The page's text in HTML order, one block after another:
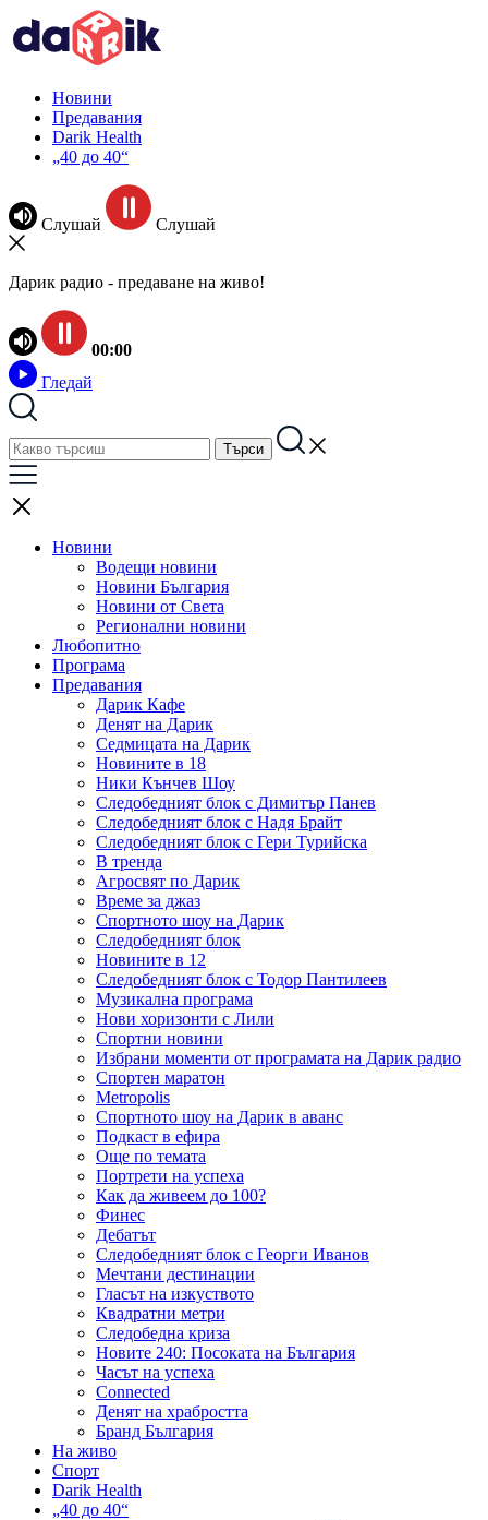
Новини
Предавания
Darik Health
„40 до 40“
Слушай Слушай
Дарик радио - предаване на живо!
00:00
Гледай
Новини
Водещи новини
Новини България
Новини от Света
Регионални новини
Любопитно
Програма
Предавания
Дарик Кафе
Денят на Дарик
Седмицата на Дарик
Новините в 18
Ники Кънчев Шоу
Следобедният блок с Димитър Панев
Следобедният блок с Надя Брайт
Следобедният блок с Гери Турийска
В тренда
Агросвят по Дарик
Време за джаз
Спортното шоу на Дарик
Следобедният блок
Новините в 12
Следобедният блок с Тодор Пантилеев
Музикална програма
Нови хоризонти с Лили
Спортни новини
Избрани моменти от програмата на Дарик радио
Спортен маратон
Metropolis
Спортното шоу на Дарик в аванс
Подкаст в ефира
Още по темата
Портрети на успеха
Как да живеем до 100?
Финес
Дебатът
Следобедният блок с Георги Иванов
Мечтани дестинации
Гласът на изкуството
Квадратни метри
Следобедна криза
Новите 240: Посоката на България
Часът на успеха
Connected
Денят на храбростта
Бранд България
На живо
Спорт
Darik Health
„40 до 40“